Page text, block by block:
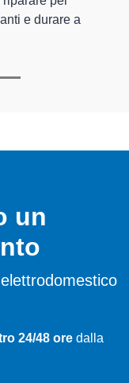
e durare a
un
24/48 oredalla